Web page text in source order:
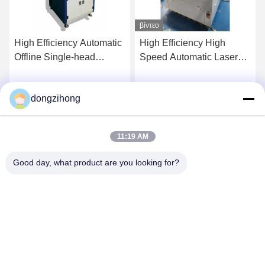
High Efficiency Automatic
Offline Single-head
Machine for PCB
AssemblyΛάβετε την Καλύτερη
βίντεο
High Efficiency High
Speed Automatic Laser
for SMT Production Line
Λάβετε την Καλύτερη
dongzihong
11:19 AM
Good day, what product are you looking for?